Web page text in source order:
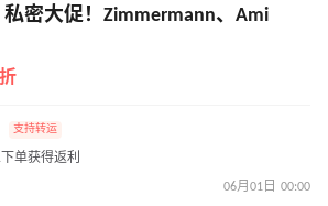
私密大促！Zimmermann、Ami
支持转运
单获得返利
06月01日 00:00